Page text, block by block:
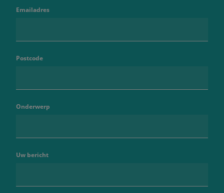
Emailadres
Postcode
Onderwerp
Uw bericht